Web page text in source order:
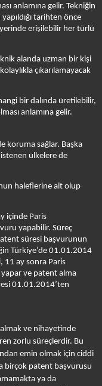
anlamına gelir. Tekniğin
tarihten önce
erişilebilir her türlü
alanda uzman bir kişi
çıkarılamayacak
bir dalında üretilebilir,
anlamına gelir.
koruma sağlar. Başka
ülkelere de
haleflerine ait olup
içinde Paris
yapabilir. Süreç
süresi başvurunun
Türkiye’de 01.01.2014
11 ay sonra Paris
ve patent alma
01.01.2014’ten
ve nihayetinde
zorlu süreçlerdir. Bu
emin olmak için ciddi
birçok patent başvurusu
ya da